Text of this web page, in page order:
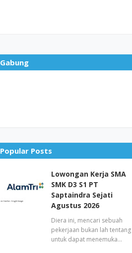
Gabung
Popular Posts
Lowongan Kerja SMA
SMK D3 S1 PT
Saptaindra Sejati
Agustus 2026
Diera ini, mencari sebuah
pekerjaan bukan lah tentang
untuk dapat menemuka…